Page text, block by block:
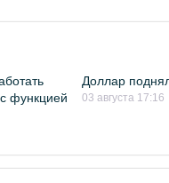
функцией
Доллар
03 августа 17:16